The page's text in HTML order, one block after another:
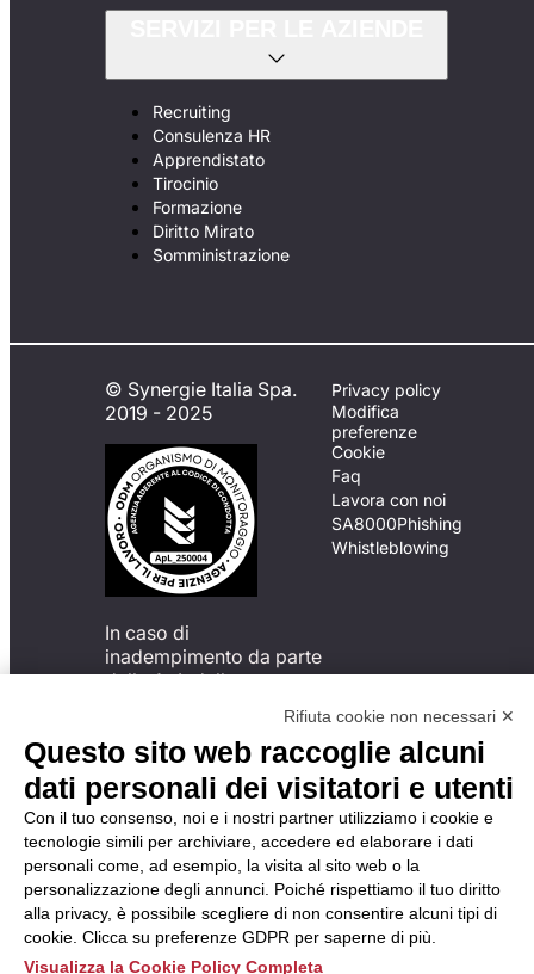
Recruiting
Consulenza HR
Apprendistato
Tirocinio
Formazione
Diritto Mirato
Somministrazione
© Synergie Italia Spa.
2019 - 2025
In caso di
inadempimento da parte
della ApL delle
del Codice di Condotta, è
possibile presentare un
reclamo
all’Organismo di
Monitoraggio utilizzando
una delle modalità
descritte al seguente
indirizzo web
https://odm-
agenzielavoro.it/reclami/.
Privacy policy
Modifica
preferenze
Cookie
Faq
Lavora con noi
SA8000Phishing
Whistleblowing
Rifiuta cookie non necessari ✕
Questo sito web raccoglie alcuni
dati personali dei visitatori e utenti
Con il tuo consenso, noi e i nostri partner utilizziamo i cookie e
tecnologie simili per archiviare, accedere ed elaborare i dati
personali come, ad esempio, la visita al sito web o la
personalizzazione degli annunci. Poiché rispettiamo il tuo diritto
alla privacy, è possibile scegliere di non consentire alcuni tipi di
cookie. Clicca su preferenze GDPR per saperne di più.
Visualizza la Cookie Policy Completa